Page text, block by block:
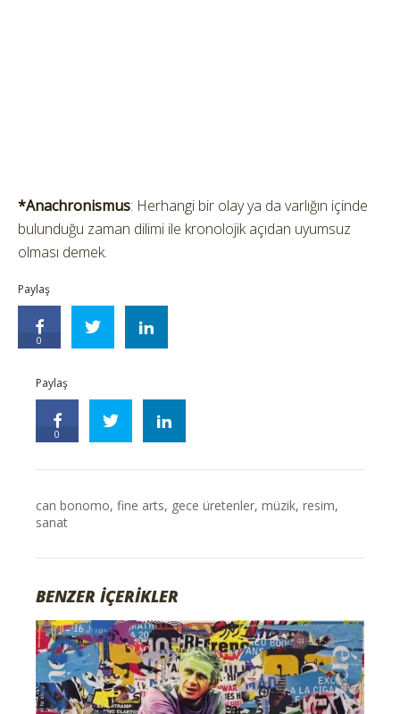
*Anachronismus: Herhangi bir olay ya da varlığın içinde
bulunduğu zaman dilimi ile kronolojik açıdan uyumsuz
olması demek.
Paylaş
0
Paylaş
0
can bonomo,fine arts, gece üretenler,müzik,resim,
sanat
BENZER İÇERİKLER